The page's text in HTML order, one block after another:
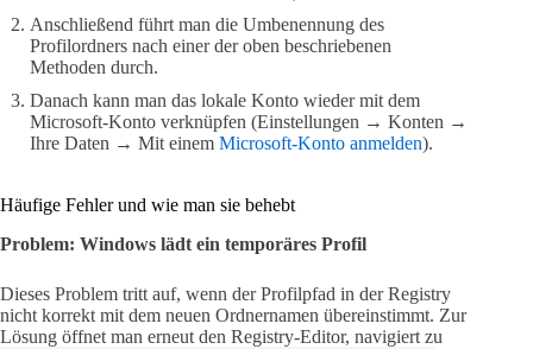
Anschließend führt man die Umbenennung des
Profilordners nach einer der oben beschriebenen
Methoden durch.
Danach kann man das lokale Konto wieder mit dem
Microsoft-Konto verknüpfen (Einstellungen → Konten →
Ihre Daten → Mit einem Microsoft-Konto anmelden).
Häufige Fehler und wie man sie behebt
Problem: Windows lädt ein temporäres Profil
Dieses Problem tritt auf, wenn der Profilpfad in der Registry
nicht korrekt mit dem neuen Ordnernamen übereinstimmt. Zur
Lösung öffnet man erneut den Registry-Editor, navigiert zu